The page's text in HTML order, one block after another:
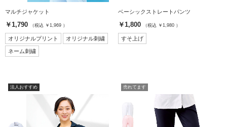
マルチジャケット
￥1,790 （税込 ￥1,969 ）
オリジナルプリント オリジナル刺繍
ネーム刺繍
ベーシックストレートパンツ
￥1,800 （税込 ￥1,980 ）
すそ上げ
法人おすすめ 売れてます